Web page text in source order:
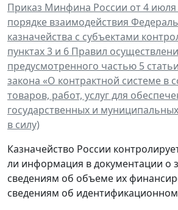
Приказ Минфина России от 4 июля
порядке взаимодействия
казначейства с субъектами
пунктах 3 и 6 Правил
предусмотренного частью 5
закона «О контрактной системе в
товаров, работ, услуг для
государственных и
в силу)
Казначейство России
ли информация в документации о
сведениям об объеме их
сведениям об идентификационном